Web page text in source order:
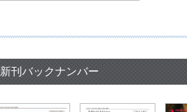
新刊バックナンバー